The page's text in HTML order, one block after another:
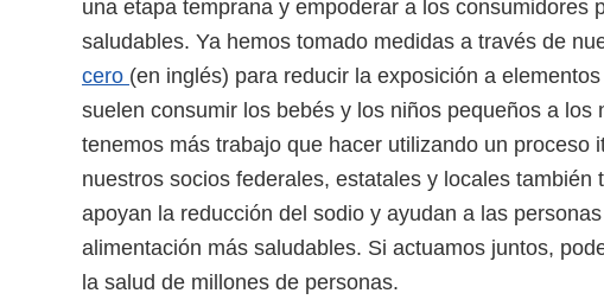
una etapa temprana y empoderar a los consumidores
saludables. Ya hemos tomado medidas a través de
cero (en inglés) para reducir la exposición a
suelen consumir los bebés y los niños pequeños a los
tenemos más trabajo que hacer utilizando un proceso
nuestros socios federales, estatales y locales también
apoyan la reducción del sodio y ayudan a las
alimentación más saludables. Si actuamos juntos,
la salud de millones de personas.